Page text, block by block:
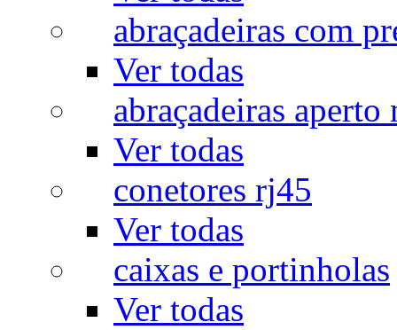
abraçadeiras com
Ver todas
abraçadeiras aperto
Ver todas
conetores rj45
Ver todas
caixas e portinholas
Ver todas